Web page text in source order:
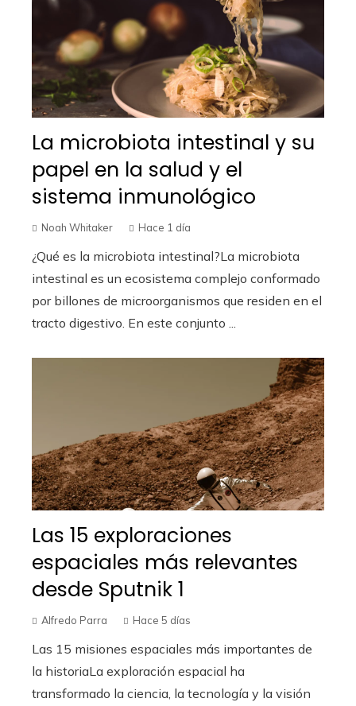
La microbiota intestinal y su
papel en la salud y el
sistema inmunológico
Noah Whitaker Hace 1 día
¿Qué es la microbiota intestinal?La microbiota
intestinal es un ecosistema complejo conformado
por billones de microorganismos que residen en el
tracto digestivo. En este conjunto ...
Las 15 exploraciones
espaciales más relevantes
desde Sputnik 1
Alfredo Parra Hace 5 días
Las 15 misiones espaciales más importantes de
la historiaLa exploración espacial ha
transformado la ciencia, la tecnología y la visión